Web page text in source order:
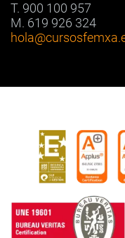
T. 900 100 957
M. 619 926 324
hola